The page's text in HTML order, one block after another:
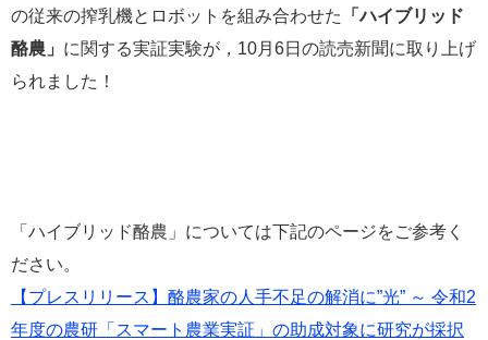
o
g
l
索
すべて ページ PDF
の従来の搾乳機とロボットを組み合わせた
「ハイブリッド
酪農」 に関する実証実験が，10月6日の読売新聞に取り上げ
られました！
「ハイブリッド酪農」については下記のページをご参考く
ださい。
【プレスリリース】酪農家の人手不足の解消に”光” ～ 令和2
年度の農研「スマート農業実証」の助成対象に研究が採択